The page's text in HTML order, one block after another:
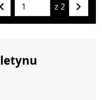
Przejdź
do
z 2